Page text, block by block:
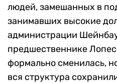
людей, замешанных в
занимавших высокие
администрации
предшественнике
формально сменилась,
вся структура